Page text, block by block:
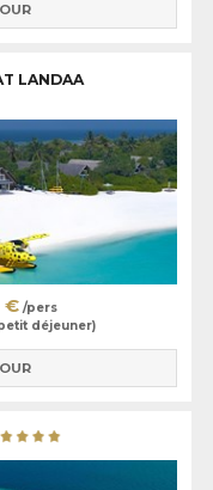
LANDAA
€ /pers
déjeuner)